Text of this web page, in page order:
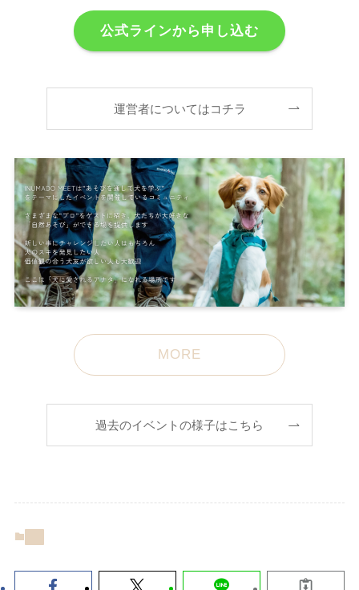
公式ラインから申し込む
運営者についてはコチラ
MORE
過去のイベントの様子はこちら